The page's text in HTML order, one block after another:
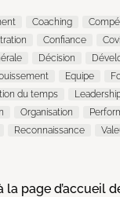
Coaching
Confiance
Décision
Equipe
du temps
Organisation
Reconnaissance
la page d’accueil